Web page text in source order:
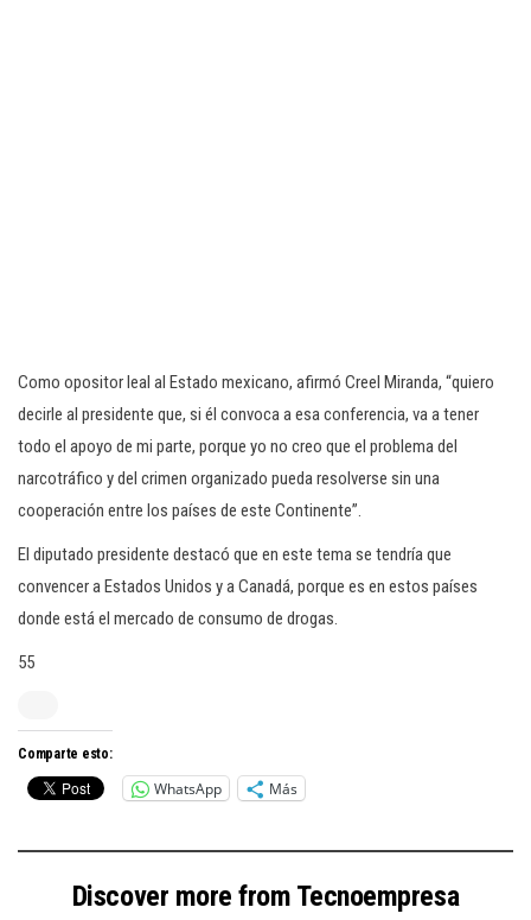
Como opositor leal al Estado mexicano, afirmó Creel Miranda, “quiero
decirle al presidente que, si él convoca a esa conferencia, va a tener
todo el apoyo de mi parte, porque yo no creo que el problema del
narcotráfico y del crimen organizado pueda resolverse sin una
cooperación entre los países de este Continente”.
El diputado presidente destacó que en este tema se tendría que
convencer a Estados Unidos y a Canadá, porque es en estos países
donde está el mercado de consumo de drogas.
55
Comparte esto:
WhatsApp Más
Discover more from Tecnoempresa